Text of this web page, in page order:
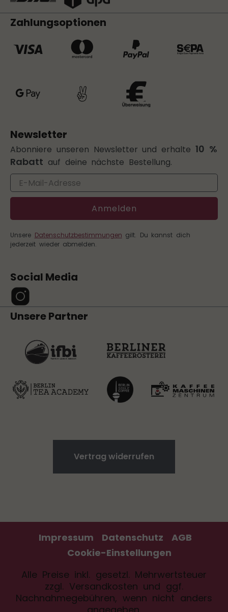
Zahlungsoptionen
Newsletter
Abonniere unseren Newsletter und erhalte 10 %
Rabatt auf deine nächste Bestellung.
Email
Anmelden
Unsere Datenschutzbestimmungen gilt. Du kannst dich
jederzeit wieder abmelden.
Social Media
Unsere Partner
Vertrag widerrufen
Impressum Datenschutz
AGB
Cookie-Einstellungen
Alle Preise inkl. gesetzl. Mehrwertsteuer
zzgl. Versandkosten und ggf.
Nachnahmegebühren, wenn nicht anders